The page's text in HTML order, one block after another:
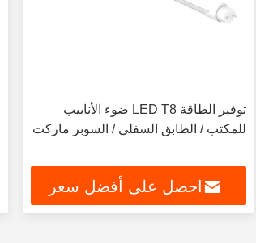
توفير الطاقة LED T8 ضوء الأنابيب
للمكتب / الطابق السفلي / السوبر ماركت
احصل على أفضل سعر